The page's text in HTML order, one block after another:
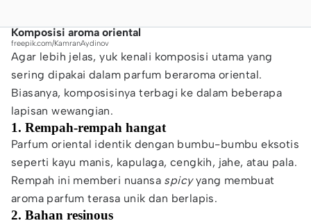
Komposisi aroma oriental
freepik.com/KamranAydinov
Agar lebih jelas, yuk kenali komposisi utama yang
sering dipakai dalam parfum beraroma oriental.
Biasanya, komposisinya terbagi ke dalam beberapa
lapisan wewangian.
1. Rempah-rempah hangat
Parfum oriental identik dengan bumbu-bumbu eksotis
seperti kayu manis, kapulaga, cengkih, jahe, atau pala.
Rempah ini memberi nuansa spicyyang membuat
aroma parfum terasa unik dan berlapis.
2. Bahan resinous